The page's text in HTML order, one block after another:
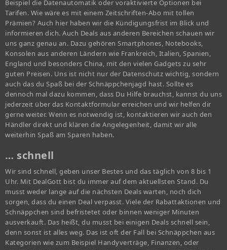
Beispiel die Datenautomatik oder voraktivierte Optionen bei
Tarifen. Wie wäre es mit einem Zeitschriften-Abo mit tollen
Prämien? Auch hier haben wir die Kündigungsfrist im Blick und
informieren dich. Auch Deals aus anderen Bereichen schauen wir
uns ganz genau an. Dazu gehören Smartphones, Notebooks,
Konsolen aus anderen Ländern wie Frankreich, Italien, Spanien,
England und besonders China, mit den vielen Gadgets zu sehr
guten Preisen. Uns ist nicht nur der Datenschutz wichtig, sondern
auch das du Spaß bei der Schnäppchenjagd hast. Sollte es
dennoch mal dazu kommen, dass Du Hilfe brauchst, kannst du uns
jederzeit über das Kontaktformular erreichen und wir helfen dir
gerne weiter. Wenn es notwendig ist, kontaktieren wir auch den
Händler direkt und klären die Angelegenheit, damit wir alle
weiterhin Spaß am Sparen haben.
… schnell
Wir sind schnell, geben unser Bestes und das täglich von 8 bis 1
Uhr. Mit DealGott bist du immer auf dem aktuellsten Stand. Du
musst weder lange auf die nächsten Deals warten, noch dich
sorgen, dass du einen Deal verpasst. Viele der Rabattaktionen und
Schnäppchen sind befristetet oder binnen weniger Minuten
ausverkauft. Das heißt, du musst bei einigen Deals schnell sein,
denn sonst ist alles weg. Das ist oft der Fall bei Schnäppchen aus
Kategorien wie zum Beispiel Handyverträge, Finanzen, oder